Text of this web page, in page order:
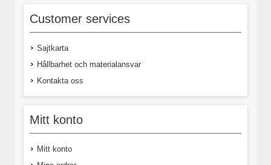
Customer services
Sajtkarta
Hållbarhet och materialansvar
Kontakta oss
Mitt konto
Mitt konto